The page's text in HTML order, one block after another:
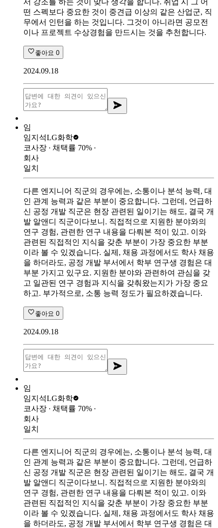
떤 스펙보다 중요한 것이 중견급 이상의 같은 산업군, 직
무에서 인턴을 하는 것입니다. 그것이 아니라면 공모전
이나 프로젝트 수상경험을 만드시는 것을 추천합니다.
좋아요 0
2024.09.18
임
임지석LG화학
코사장 ∙ 채택률 70% ∙
회사
일치
다른 엔지니어 직군의 경우에는, 소통이나 분석 능력, 대
인 관계 능력과 같은 부분이 중요합니다. 그런데, 언급하
신 공정 개발 직군은 현장 관련된 일이기는 해도, 결국 개
발 알앤디 직군이다보니. 직접적으로 지원한 분야와의
연구 경험, 관련한 연구 내용을 다뤄본 적이 있고. 이와
관련된 직접적인 지식을 갖춘 부분이 가장 중요한 부분
이라 볼 수 있겠습니다. 실제, 채용 과정에서도 학사 채용
을 하더라도, 공정 개발 부서에서 학부 연구생 경험은 대
부분 가지고 있구요. 지원한 분야와 관련하여 관심을 갖
고 일관된 연구 경험과 지식을 갖춰왔는지가 가장 중요
하고. 부가적으로, 소통 능력 정도가 필요하겠습니다.
좋아요 0
2024.09.18
임
임지석LG화학
코사장 ∙ 채택률 70% ∙
회사
일치
다른 엔지니어 직군의 경우에는, 소통이나 분석 능력, 대
인 관계 능력과 같은 부분이 중요합니다. 그런데, 언급하
신 공정 개발 직군은 현장 관련된 일이기는 해도, 결국 개
발 알앤디 직군이다보니. 직접적으로 지원한 분야와의
연구 경험, 관련한 연구 내용을 다뤄본 적이 있고. 이와
관련된 직접적인 지식을 갖춘 부분이 가장 중요한 부분
이라 볼 수 있겠습니다. 실제, 채용 과정에서도 학사 채용
을 하더라도, 공정 개발 부서에서 학부 연구생 경험은 대